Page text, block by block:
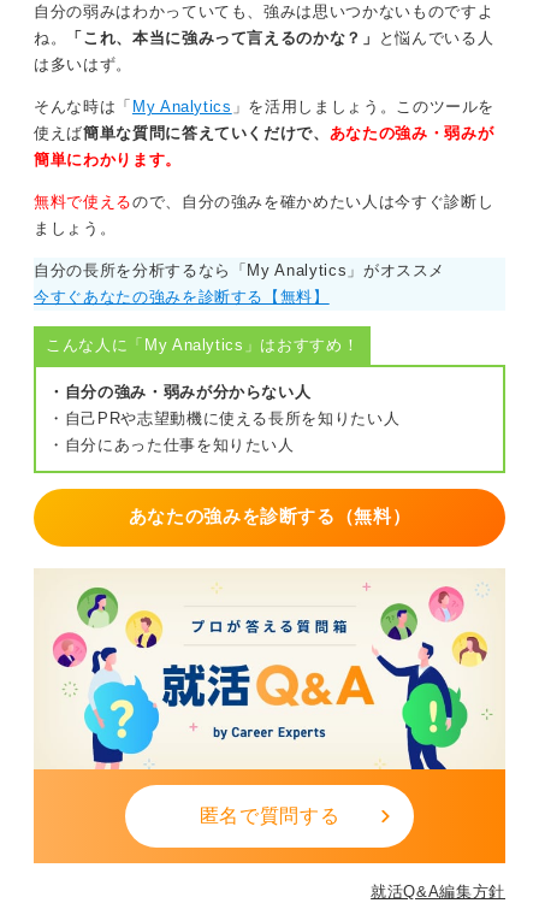
したがって、自分の自己PRの最初のラベリングの部分
ドがそこで出てくれば問題ありません。
たとえば、「呪術廻戦が好き」という人はたくさんいる
ではありませんか？
ーが好き」「絵柄が好き」という人もいるでしょう。そ
れがその人らしさなのです。
「呪術廻戦が好き」とほかの人もいっているからといっ
て、「自分なんて……」とはなりませんよね。その理由
やエピソードで、その人らしさを出すものです。
ですから、そこで自己分析を止めてしまわないでくださ
い。ちゃんと理由を考えていけば、自分らしさが出ま
す。
0
自分の弱みはわかっていても、強みは思いつかないものですよ
ね。
「これ、本当に強みって言えるのかな？」
と悩んでいる人
は多いはず。
そんな時は「 My Analytics 」を活用しましょう。このツールを
使えば簡単な質問に答えていくだけで、 あなたの強み・弱みが
簡単にわかります。
無料で使えるので、自分の強みを確かめたい人は今すぐ診断し
ましょう。
自分の長所を分析するなら「My Analytics」がオススメ
今すぐあなたの強みを診断する【無料】
こんな人に「My Analytics」はおすすめ！
・自分の強み・弱みが分からない人
・自己PRや志望動機に使える長所を知りたい人
・自分にあった仕事を知りたい人
あなたの強みを診断する（無料）
匿名で質問する
就活Q&A編集方針